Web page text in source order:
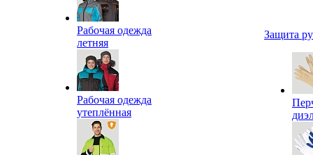
Рабочая одежда
летняя
Рабочая одежда
утеплённая
Защита